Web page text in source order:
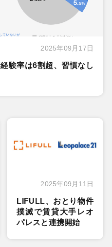
2025年09月17日
験率は6割超、習慣なし
2025年09月11日
LIFULL、おとり物件
撲滅で賃貸大手レオ
パレスと連携開始